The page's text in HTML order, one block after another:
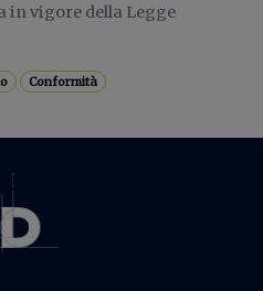
in vigore della Legge
Conformità